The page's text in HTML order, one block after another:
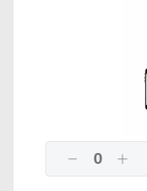
0